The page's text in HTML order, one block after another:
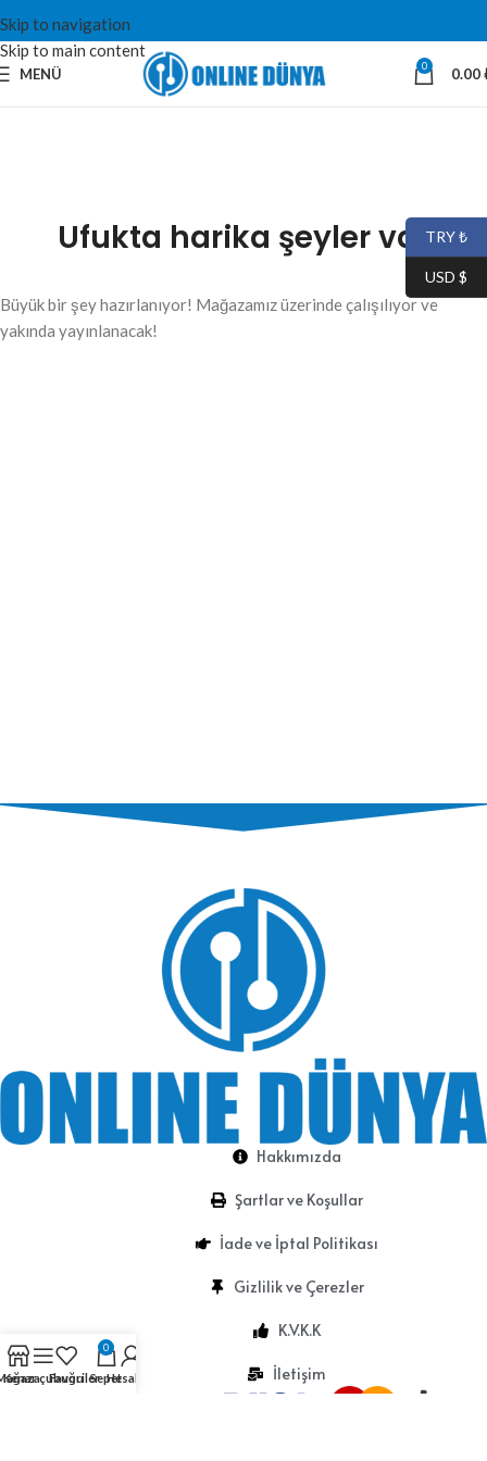
Skip to navigation
Skip to main content
MENÜ 0 0.00
Ufukta harika şeyler var
Büyük bir şey hazırlanıyor! Mağazamız üzerinde çalışılıyor ve
yakında yayınlanacak!
Hakkımızda
Şartlar ve Koşullar
İade ve İptal Politikası
Gizlilik ve Çerezler
K.V.K.K
İletişim
TRY ₺
USD $
Kenar çubuğu
Favoriler
0
SepetHesabım